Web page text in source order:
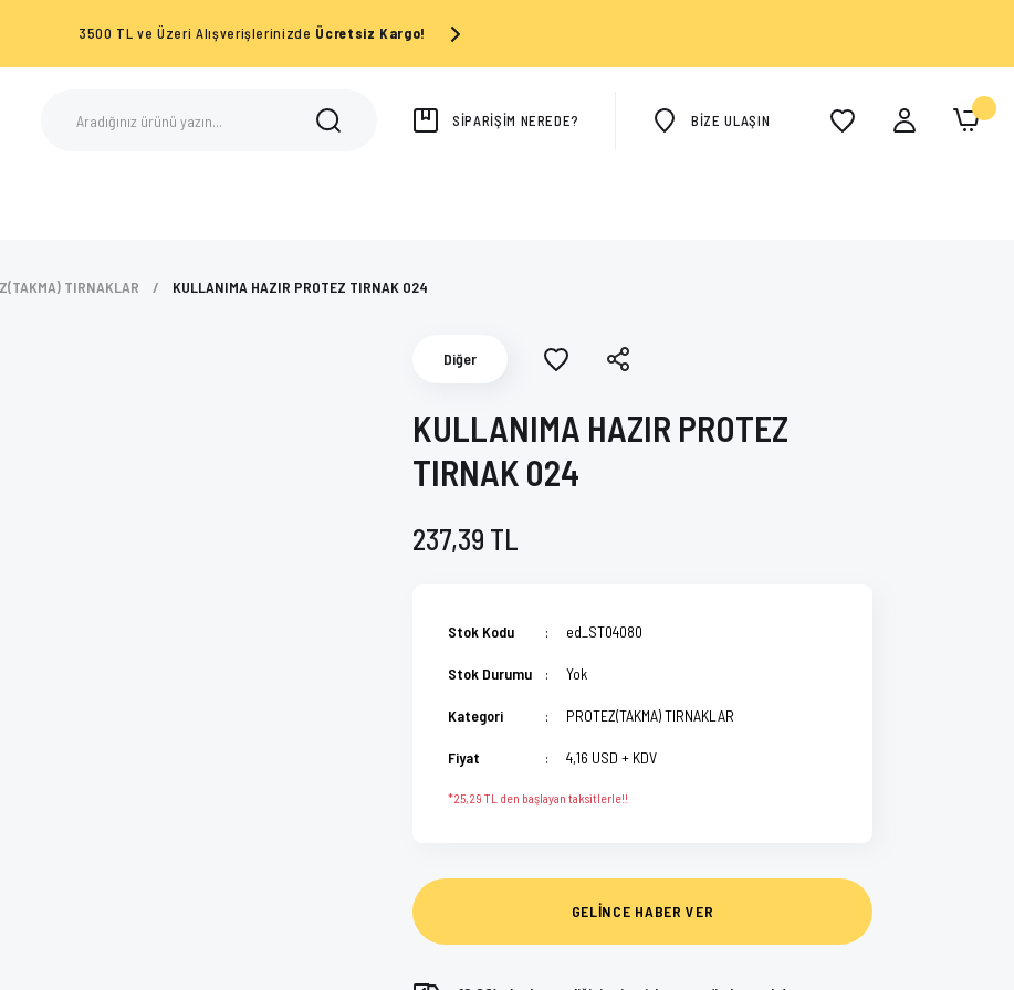
3500 TL ve Üzeri Alışverişlerinizde Ücretsiz Kargo!
SİPARİŞİM NEREDE? BİZE ULAŞIN
TIRNAKLAR KULLANIMA HAZIR PROTEZ TIRNAK 024
Diğer
KULLANIMA HAZIR PROTEZ
TIRNAK 024
237,39 TL
Stok Kodu ed_ST04080
Stok Durumu Yok
Kategori PROTEZ(TAKMA) TIRNAKLAR
Fiyat 4,16 USD + KDV
*25,29 TL den başlayan taksitlerle!!
GELİNCE HABER VER